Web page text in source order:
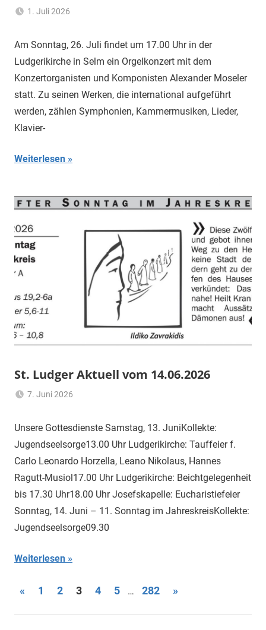
1. Juli 2026
Temme
Allgemein
Am Sonntag, 26. Juli findet um 17.00 Uhr in der
Ludgerikirche in Selm ein Orgelkonzert mit dem
Konzertorganisten und Komponisten Alexander Moseler
statt. Zu seinen Werken, die international aufgeführt
werden, zählen Symphonien, Kammermusiken, Lieder,
Klavier-
Weiterlesen
St. Ludger Aktuell vom 14.06.2026
7. Juni 2026
Temme
Allgemein
Unsere Gottesdienste Samstag, 13. JuniKollekte:
Jugendseelsorge13.00 Uhr Ludgerikirche: Tauffeier f.
Carlo Leonardo Horzella, Leano Nikolaus, Hannes
Ragutt-Musiol17.00 Uhr Ludgerikirche: Beichtgelegenheit
bis 17.30 Uhr18.00 Uhr Josefskapelle: Eucharistiefeier
Sonntag, 14. Juni – 11. Sonntag im JahreskreisKollekte:
Jugendseelsorge09.30
Weiterlesen
Seitennummerierung
der
« Vorherige
1 2 3 4 5 … 282
Nächste
»